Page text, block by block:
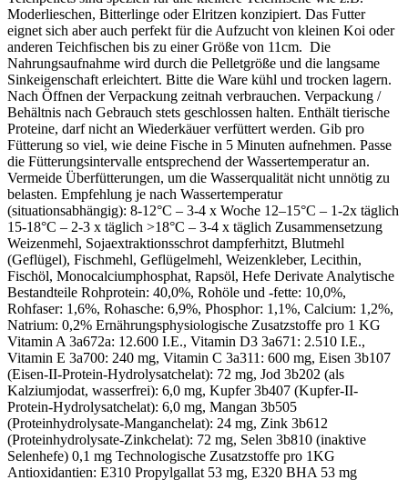
Moderlieschen, Bitterlinge oder Elritzen konzipiert. Das Futter
eignet sich aber auch perfekt für die Aufzucht von kleinen Koi oder
anderen Teichfischen bis zu einer Größe von 11cm. Die
Nahrungsaufnahme wird durch die Pelletgröße und die langsame
Sinkeigenschaft erleichtert. Bitte die Ware kühl und trocken lagern.
Nach Öffnen der Verpackung zeitnah verbrauchen. Verpackung /
Behältnis nach Gebrauch stets geschlossen halten. Enthält tierische
Proteine, darf nicht an Wiederkäuer verfüttert werden. Gib pro
Fütterung so viel, wie deine Fische in 5 Minuten aufnehmen. Passe
die Fütterungsintervalle entsprechend der Wassertemperatur an.
Vermeide Überfütterungen, um die Wasserqualität nicht unnötig zu
belasten. Empfehlung je nach Wassertemperatur
(situationsabhängig): 8-12°C – 3-4 x Woche 12–15°C – 1-2x täglich
15-18°C – 2-3 x täglich >18°C – 3-4 x täglich Zusammensetzung
Weizenmehl, Sojaextraktionsschrot dampferhitzt, Blutmehl
(Geflügel), Fischmehl, Geflügelmehl, Weizenkleber, Lecithin,
Fischöl, Monocalciumphosphat, Rapsöl, Hefe Derivate Analytische
Bestandteile Rohprotein: 40,0%, Rohöle und -fette: 10,0%,
Rohfaser: 1,6%, Rohasche: 6,9%, Phosphor: 1,1%, Calcium: 1,2%,
Natrium: 0,2% Ernährungsphysiologische Zusatzstoffe pro 1 KG
Vitamin A 3a672a: 12.600 I.E., Vitamin D3 3a671: 2.510 I.E.,
Vitamin E 3a700: 240 mg, Vitamin C 3a311: 600 mg, Eisen 3b107
(Eisen-II-Protein-Hydrolysatchelat): 72 mg, Jod 3b202 (als
Kalziumjodat, wasserfrei): 6,0 mg, Kupfer 3b407 (Kupfer-II-
Protein-Hydrolysatchelat): 6,0 mg, Mangan 3b505
(Proteinhydrolysate-Manganchelat): 24 mg, Zink 3b612
(Proteinhydrolysate-Zinkchelat): 72 mg, Selen 3b810 (inaktive
Selenhefe) 0,1 mg Technologische Zusatzstoffe pro 1KG
Antioxidantien: E310 Propylgallat 53 mg, E320 BHA 53 mg